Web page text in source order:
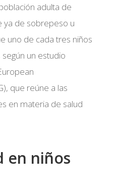
adulta de
ya de sobrepeso u
uno de cada tres niños
un estudio
que reúne a las
en materia de salud
en niños